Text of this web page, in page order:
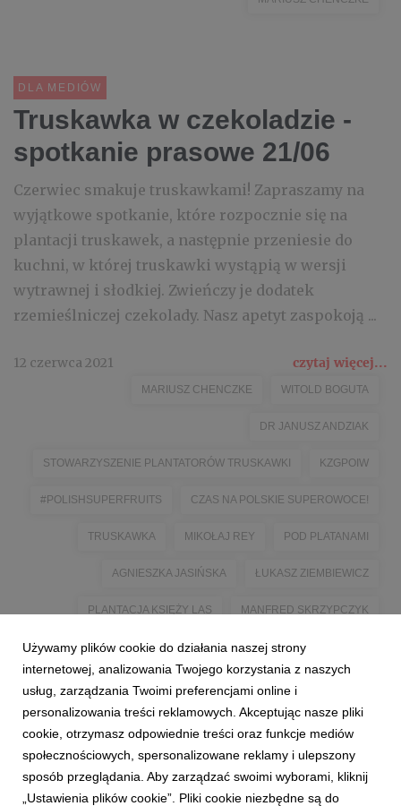
DLA MEDIÓW
Truskawka w czekoladzie -
spotkanie prasowe 21/06
Czerwiec smakuje truskawkami! Zapraszamy na
wyjątkowe spotkanie, które rozpocznie się na
plantacji truskawek, a następnie przeniesie do
kuchni, w której truskawki wystąpią w wersji
wytrawnej i słodkiej. Zwieńczy je dodatek
rzemieślniczej czekolady. Nasz apetyt zaspokoją ...
12 czerwca 2021 czytaj więcej...
MARIUSZ CHENCZKE WITOLD BOGUTA
DR JANUSZ ANDZIAK
STOWARZYSZENIE PLANTATORÓW TRUSKAWKI KZGPOIW
#POLISHSUPERFRUITS CZAS NA POLSKIE SUPEROWOCE!
TRUSKAWKA MIKOŁAJ REY POD PLATANAMI
AGNIESZKA JASIŃSKA ŁUKASZ ZIEMBIEWICZ
PLANTACJA KSIĘŻY LAS MANFRED SKRZYPCZYK
IWONA ZMYSŁO AGNIESZKA I JAN WOŹNIAK
BESKID CHOCOLATE NATALIA AURORA IGNACEK
BLOG CZEKOLADY KULINARNE NAWIGACJE
Używamy plików cookie do działania naszej strony
internetowej, analizowania Twojego korzystania z naszych
usług, zarządzania Twoimi preferencjami online i
personalizowania treści reklamowych. Akceptując nasze pliki
cookie, otrzymasz odpowiednie treści oraz funkcje mediów
społecznościowych, spersonalizowane reklamy i ulepszony
sposób przeglądania. Aby zarządzać swoimi wyborami, kliknij
„Ustawienia plików cookie”. Pliki cookie niezbędne są do